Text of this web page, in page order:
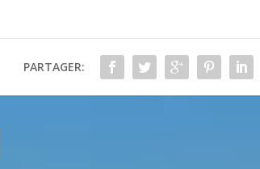
PARTAGER: